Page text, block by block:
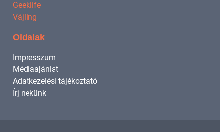
Geeklife
Vájling
Oldalak
Impresszum
Médiaajánlat
Adatkezelési tájékoztató
Írj nekünk